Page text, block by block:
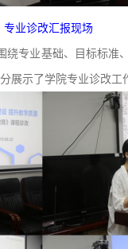
专业诊改汇报现场
专业基础、目标标
展示了学院专业诊改工